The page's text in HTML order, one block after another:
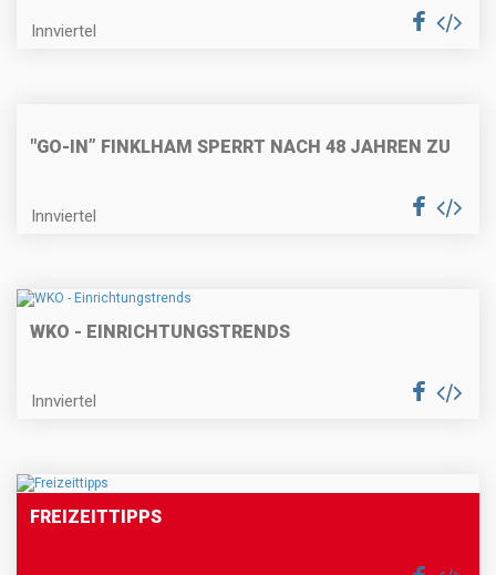
Innviertel
"GO-IN” FINKLHAM SPERRT NACH 48 JAHREN ZU
Innviertel
WKO - EINRICHTUNGSTRENDS
Innviertel
FREIZEITTIPPS